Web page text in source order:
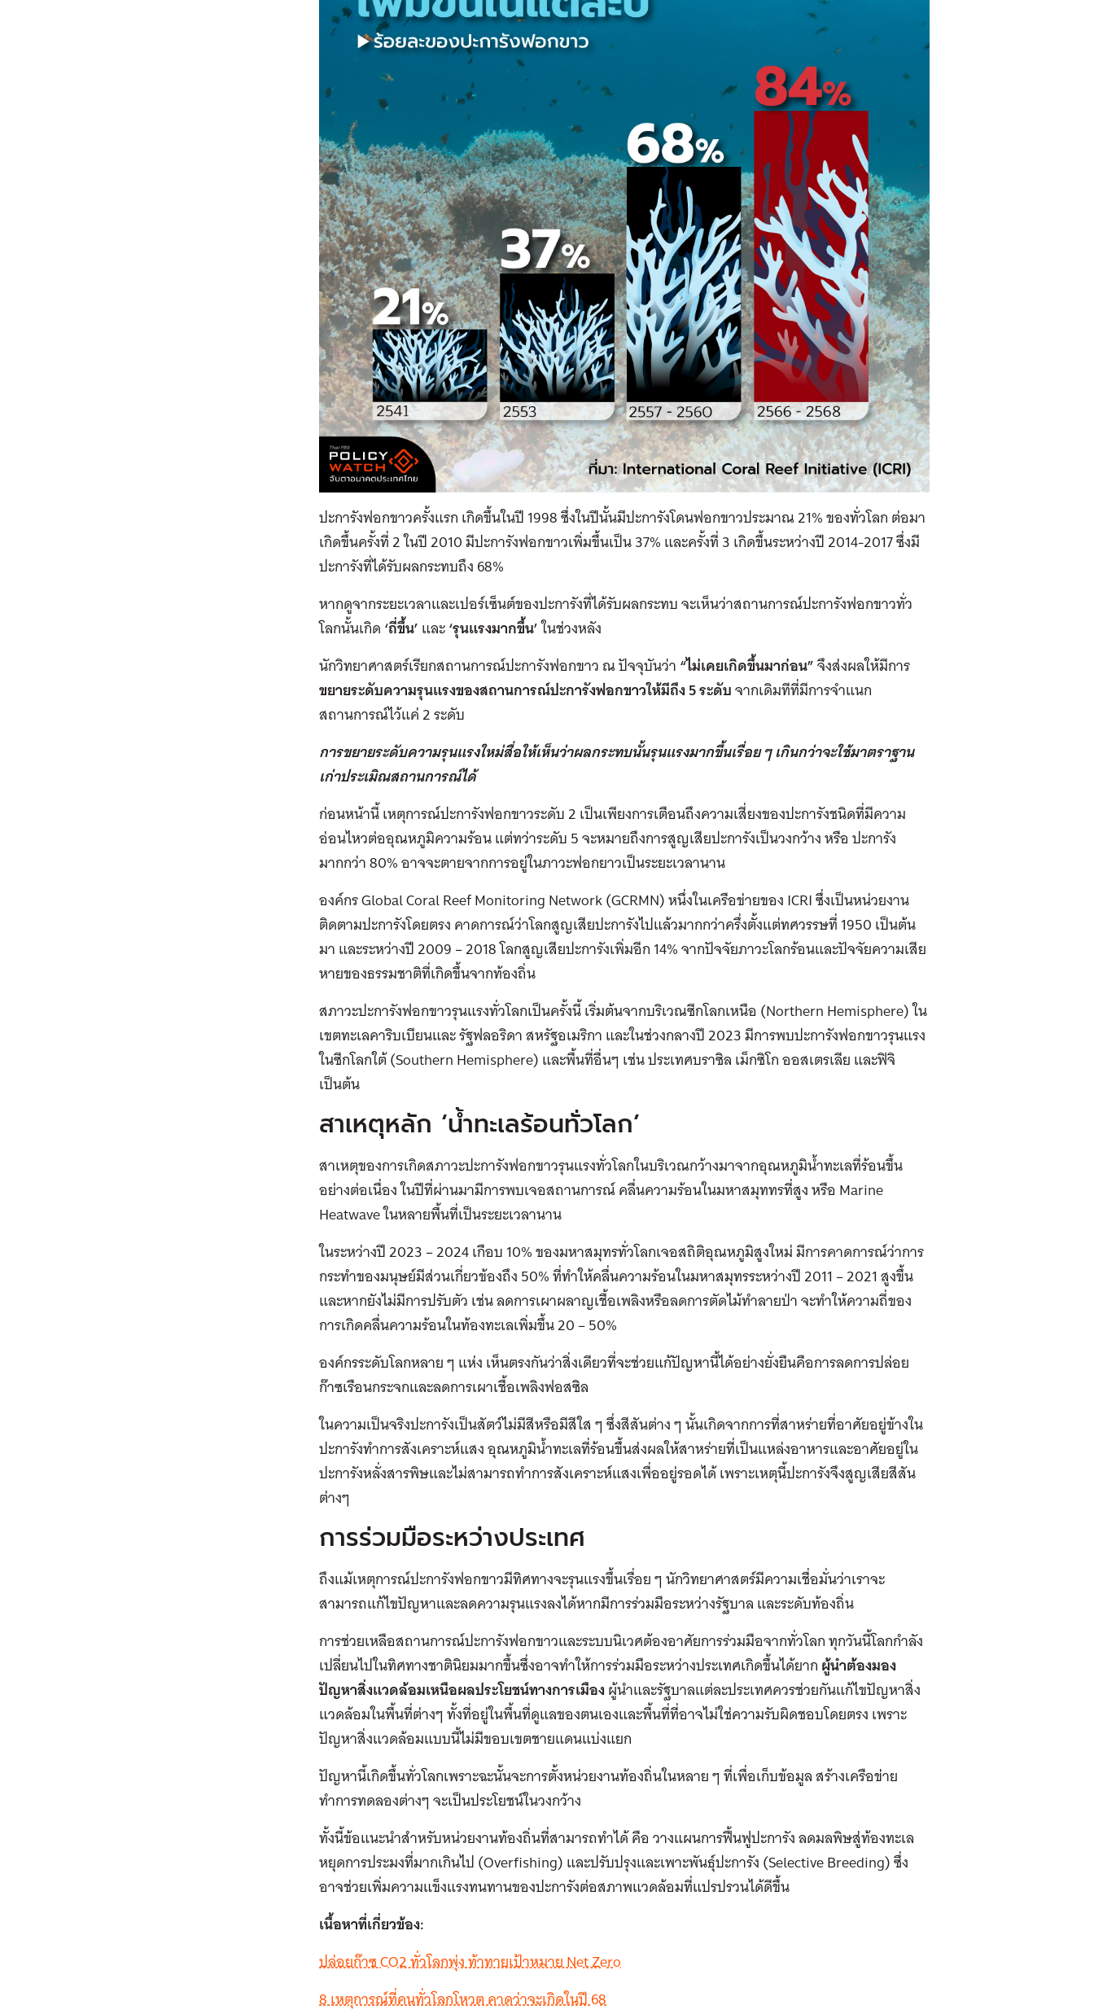
ปะการังฟอกขาวครั้งแรก เกิดขึ้นในปี 1998 ซึ่งในปีนั้นมีปะการังโดนฟอกขาวประมาณ 21% ของทั่วโลก ต่อมา
เกิดขึ้นครั้งที่ 2 ในปี 2010 มีปะการังฟอกขาวเพิ่มขึ้นเป็น 37% และครั้งที่ 3 เกิดขึ้นระหว่างปี 2014-2017 ซึ่งมี
ปะการังที่ได้รับผลกระทบถึง 68%
หากดูจากระยะเวลาและเปอร์เซ็นต์ของปะการังที่ได้รับผลกระทบ จะเห็นว่าสถานการณ์ปะการังฟอกขาวทั่ว
โลกนั้นเกิด‘ถี่ขึ้น’และ‘รุนแรงมากขึ้น’ในช่วงหลัง
นักวิทยาศาสตร์เรียกสถานการณ์ปะการังฟอกขาว ณ ปัจจุบันว่า“ไม่เคยเกิดขึ้นมาก่อน”จึงส่งผลให้มีการ
ขยายระดับความรุนแรงของสถานการณ์ปะการังฟอกขาวให้มีถึง 5 ระดับจากเดิมทีที่มีการจำแนก
สถานการณ์ไว้แค่ 2 ระดับ
การขยายระดับความรุนแรงใหม่สื่อให้เห็นว่าผลกระทบนั้นรุนแรงมากขึ้นเรื่อย ๆ เกินกว่าจะใช้มาตราฐาน
เก่าประเมิณสถานการณ์ได้
ก่อนหน้านี้ เหตุการณ์ปะการังฟอกขาวระดับ 2 เป็นเพียงการเตือนถึงความเสี่ยงของปะการังชนิดที่มีความ
อ่อนไหวต่ออุณหภูมิความร้อน แต่ทว่าระดับ 5 จะหมายถึงการสูญเสียปะการังเป็นวงกว้าง หรือ ปะการัง
มากกว่า 80% อาจจะตายจากการอยู่ในภาวะฟอกยาวเป็นระยะเวลานาน
องค์กร Global Coral Reef Monitoring Network (GCRMN) หนึ่งในเครือข่ายของ ICRI ซึ่งเป็นหน่วยงาน
ติดตามปะการังโดยตรง คาดการณ์ว่าโลกสูญเสียปะการังไปแล้วมากกว่าครึ่งตั้งแต่ทศวรรษที่ 1950 เป็นต้น
มา และระหว่างปี 2009 – 2018 โลกสูญเสียปะการังเพิ่มอีก 14% จากปัจจัยภาวะโลกร้อนและปัจจัยความเสีย
หายของธรรมชาติที่เกิดขึ้นจากท้องถิ่น
สภาวะปะการังฟอกขาวรุนแรงทั่วโลกเป็นครั้งนี้ เริ่มต้นจากบริเวณซีกโลกเหนือ (Northern Hemisphere) ใน
เขตทะเลคาริบเบียนและ รัฐฟลอริดา สหรัฐอเมริกา และในช่วงกลางปี 2023 มีการพบปะการังฟอกขาวรุนแรง
ในซีกโลกใต้ (Southern Hemisphere) และพื้นที่อื่นๆ เช่น ประเทศบราซิล เม็กซิโก ออสเตรเลีย และฟิจิ
เป็นต้น
สาเหตุหลัก ‘น้ำทะเลร้อนทั่วโลก’
สาเหตุของการเกิดสภาวะปะการังฟอกขาวรุนแรงทั่วโลกในบริเวณกว้างมาจากอุณหภูมิน้ำทะเลที่ร้อนขึ้น
อย่างต่อเนื่อง ในปีที่ผ่านมามีการพบเจอสถานการณ์ คลื่นความร้อนในมหาสมุททรที่สูง หรือ Marine
Heatwave ในหลายพื้นที่เป็นระยะเวลานาน
ในระหว่างปี 2023 – 2024 เกือบ 10% ของมหาสมุทรทั่วโลกเจอสถิติอุณหภูมิสูงใหม่ มีการคาดการณ์ว่าการ
กระทำของมนุษย์มีส่วนเกี่ยวข้องถึง 50% ที่ทำให้คลื่นความร้อนในมหาสมุทรระหว่างปี 2011 – 2021 สูงขึ้น
และหากยังไม่มีการปรับตัว เช่น ลดการเผาผลาญเชื้อเพลิงหรือลดการตัดไม้ทำลายป่า จะทำให้ความถี่ของ
การเกิดคลื่นความร้อนในท้องทะเลเพิ่มขึ้น 20 – 50%
องค์กรระดับโลกหลาย ๆ แห่ง เห็นตรงกันว่าสิ่งเดียวที่จะช่วยแก้ปัญหานี้ได้อย่างยั่งยืนคือการลดการปล่อย
ก๊าซเรือนกระจกและลดการเผาเชื้อเพลิงฟอสซิล
ในความเป็นจริงปะการังเป็นสัตว์ไม่มีสีหรือมีสีใส ๆ ซึ่งสีสันต่าง ๆ นั้นเกิดจากการที่สาหร่ายที่อาศัยอยู่ข้างใน
ปะการังทำการสังเคราะห์แสง อุณหภูมิน้ำทะเลที่ร้อนขึ้นส่งผลให้สาหร่ายที่เป็นแหล่งอาหารและอาศัยอยู่ใน
ปะการังหลั่งสารพิษและไม่สามารถทำการสังเคราะห์แสงเพื่ออยู่รอดได้ เพราะเหตุนี้ปะการังจึงสูญเสียสีสัน
ต่างๆ
การร่วมมือระหว่างประเทศ
ถึงแม้เหตุการณ์ปะการังฟอกขาวมีทิศทางจะรุนแรงขึ้นเรื่อย ๆ นักวิทยาศาสตร์มีความเชื่อมั่นว่าเราจะ
สามารถแก้ไขปัญหาและลดความรุนแรงลงได้หากมีการร่วมมือระหว่างรัฐบาล และระดับท้องถิ่น
การช่วยเหลือสถานการณ์ปะการังฟอกขาวและระบบนิเวศต้องอาศัยการร่วมมือจากทั่วโลก ทุกวันนี้โลกกำลัง
เปลี่ยนไปในทิศทางชาตินิยมมากขึ้นซึ่งอาจทำให้การร่วมมือระหว่างประเทศเกิดขึ้นได้ยากผู้นำต้องมอง
ปัญหาสิ่งแวดล้อมเหนือผลประโยชน์ทางการเมืองผู้นำและรัฐบาลแต่ละประเทศควรช่วยกันแก้ไขปัญหาสิ่ง
แวดล้อมในพื้นที่ต่างๆ ทั้งที่อยู่ในพื้นที่ดูแลของตนเองและพื้นที่ที่อาจไม่ใช่ความรับผิดชอบโดยตรง เพราะ
ปัญหาสิ่งแวดล้อมแบบนี้ไม่มีขอบเขตชายแดนแบ่งแยก
ปัญหานี้เกิดขึ้นทั่วโลกเพราะฉะนั้นจะการตั้งหน่วยงานท้องถิ่นในหลาย ๆ ที่เพื่อเก็บข้อมูล สร้างเครือข่าย
ทำการทดลองต่างๆ จะเป็นประโยชน์ในวงกว้าง
ทั้งนี้ข้อแนะนำสำหรับหน่วยงานท้องถิ่นที่สามารถทำได้ คือ วางแผนการฟื้นฟูปะการัง ลดมลพิษสู่ท้องทะเล
หยุดการประมงที่มากเกินไป (Overfishing) และปรับปรุงและเพาะพันธ์ุปะการัง (Selective Breeding) ซึ่ง
อาจช่วยเพิ่มความแข็งแรงทนทานของปะการังต่อสภาพแวดล้อมที่แปรปรวนได้ดีขึ้น
เนื้อหาที่เกี่ยวข้อง:
ปล่อยก๊าซ CO2 ทั่วโลกพุ่ง ท้าทายเป้าหมาย Net Zero
8 เหตุการณ์ที่คนทั่วโลกโหวต คาดว่าจะเกิดในปี 68